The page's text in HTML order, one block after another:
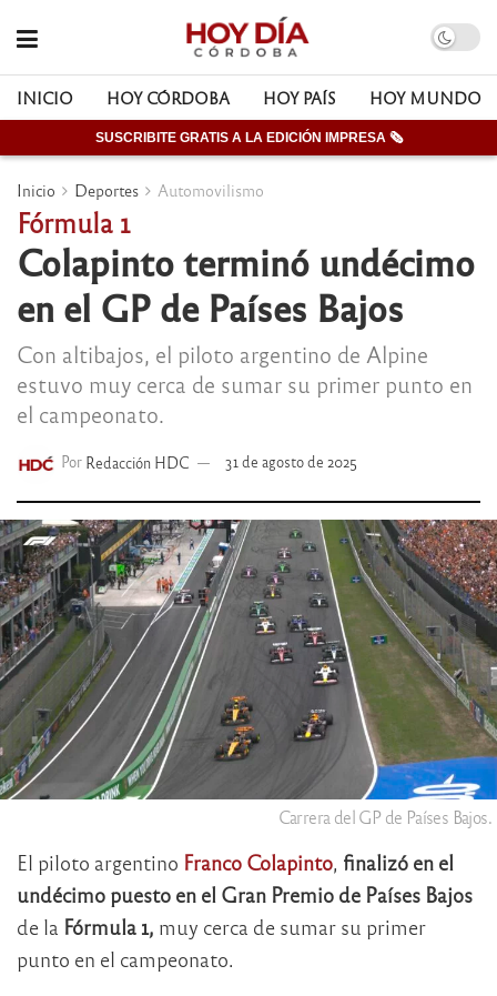
INICIO HOY CÓRDOBA HOY PAÍS HOY MUNDO
SUSCRIBITE GRATIS A LA EDICIÓN IMPRESA 🗞
Inicio Deportes Automovilismo
Fórmula 1
Colapinto terminó undécimo
en el GP de Países Bajos
Con altibajos, el piloto argentino de Alpine
estuvo muy cerca de sumar su primer punto en
el campeonato.
Por Redacción HDC 31 de agosto de 2025
Carrera del GP de Países Bajos.
El piloto argentino Franco Colapinto, finalizó en el
undécimo puesto en el Gran Premio de Países Bajos
de la Fórmula 1, muy cerca de sumar su primer
punto en el campeonato.